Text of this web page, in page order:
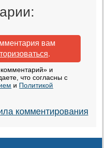
вам
.
и
что согласны с
и Политикой
комментирования